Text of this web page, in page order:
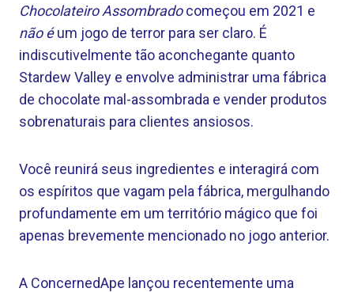
Chocolateiro Assombradocomeçou em 2021 e
não éum jogo de terror para ser claro. É
indiscutivelmente tão aconchegante quanto
Stardew Valley e envolve administrar uma fábrica
de chocolate mal-assombrada e vender produtos
sobrenaturais para clientes ansiosos.
Você reunirá seus ingredientes e interagirá com
os espíritos que vagam pela fábrica, mergulhando
profundamente em um território mágico que foi
apenas brevemente mencionado no jogo anterior.
A ConcernedApe lançou recentemente uma